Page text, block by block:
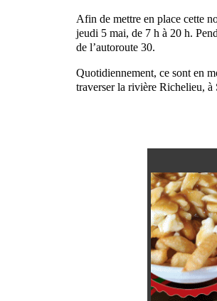
Afin de mettre en place cette
jeudi 5 mai, de 7 h à 20 h.
de l’autoroute 30.
Quotidiennement, ce sont en
traverser la rivière Richelieu, à